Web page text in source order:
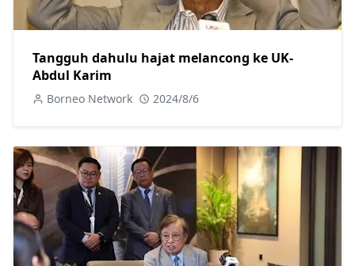
Tangguh dahulu hajat melancong ke UK-
Abdul Karim
Borneo Network 2024/8/6